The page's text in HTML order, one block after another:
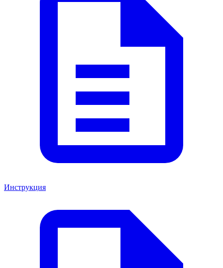
Инструкция